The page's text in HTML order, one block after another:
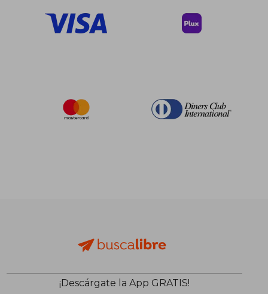
¡Descárgate la App GRATIS!